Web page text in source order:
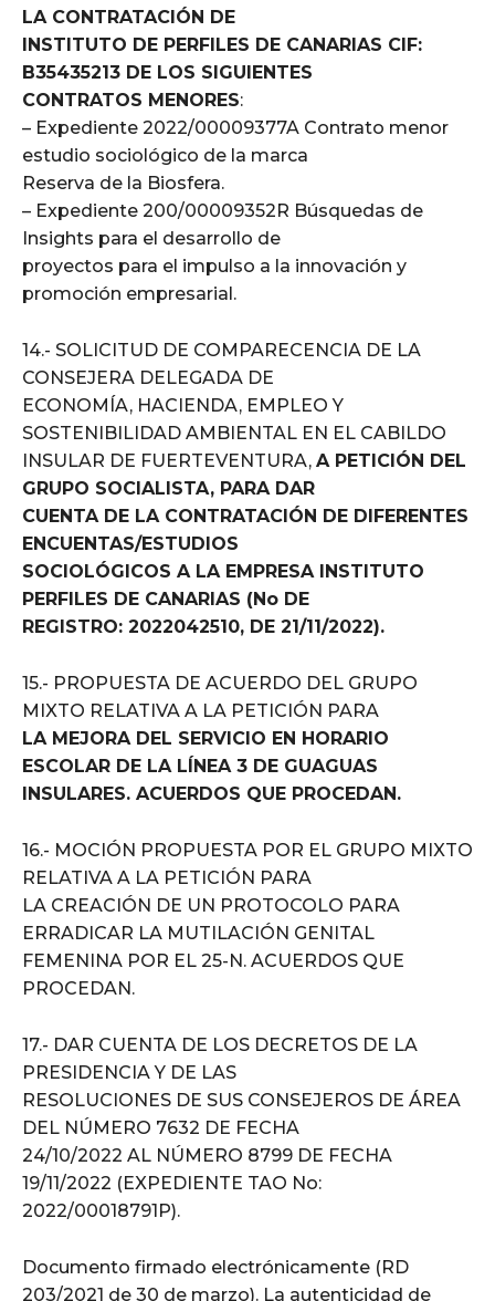
LA CONTRATACIÓN DE
INSTITUTO DE PERFILES DE CANARIAS CIF:
B35435213 DE LOS SIGUIENTES
CONTRATOS MENORES:
– Expediente 2022/00009377A Contrato menor
estudio sociológico de la marca
Reserva de la Biosfera.
– Expediente 200/00009352R Búsquedas de
Insights para el desarrollo de
proyectos para el impulso a la innovación y
promoción empresarial.
14.- SOLICITUD DE COMPARECENCIA DE LA
CONSEJERA DELEGADA DE
ECONOMÍA, HACIENDA, EMPLEO Y
SOSTENIBILIDAD AMBIENTAL EN EL CABILDO
INSULAR DE FUERTEVENTURA, A PETICIÓN DEL
GRUPO SOCIALISTA, PARA DAR
CUENTA DE LA CONTRATACIÓN DE DIFERENTES
ENCUENTAS/ESTUDIOS
SOCIOLÓGICOS A LA EMPRESA INSTITUTO
PERFILES DE CANARIAS (No DE
REGISTRO: 2022042510, DE 21/11/2022).
15.- PROPUESTA DE ACUERDO DEL GRUPO
MIXTO RELATIVA A LA PETICIÓN PARA
LA MEJORA DEL SERVICIO EN HORARIO
ESCOLAR DE LA LÍNEA 3 DE GUAGUAS
INSULARES. ACUERDOS QUE PROCEDAN.
16.- MOCIÓN PROPUESTA POR EL GRUPO MIXTO
RELATIVA A LA PETICIÓN PARA
LA CREACIÓN DE UN PROTOCOLO PARA
ERRADICAR LA MUTILACIÓN GENITAL
FEMENINA POR EL 25-N. ACUERDOS QUE
PROCEDAN.
17.- DAR CUENTA DE LOS DECRETOS DE LA
PRESIDENCIA Y DE LAS
RESOLUCIONES DE SUS CONSEJEROS DE ÁREA
DEL NÚMERO 7632 DE FECHA
24/10/2022 AL NÚMERO 8799 DE FECHA
19/11/2022 (EXPEDIENTE TAO No:
2022/00018791P).
Documento firmado electrónicamente (RD
203/2021 de 30 de marzo). La autenticidad de